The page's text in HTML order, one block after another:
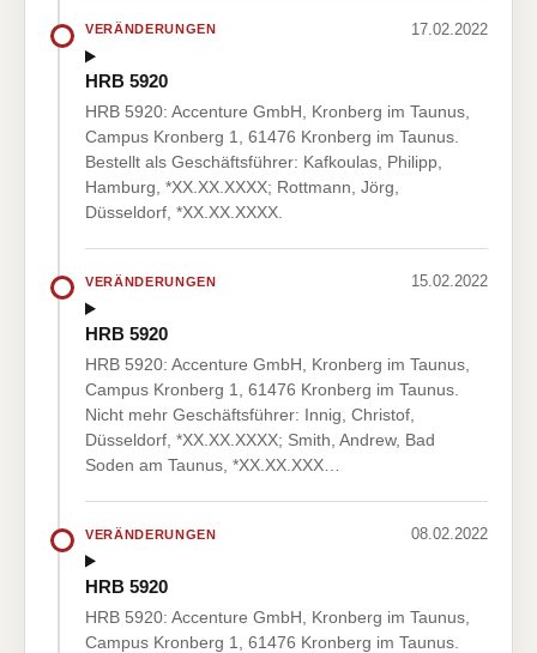
VERÄNDERUNGEN 17.02.2022
HRB 5920
HRB 5920: Accenture GmbH, Kronberg im Taunus,
Campus Kronberg 1, 61476 Kronberg im Taunus.
Bestellt als Geschäftsführer: Kafkoulas, Philipp,
Hamburg, *XX.XX.XXXX; Rottmann, Jörg,
Düsseldorf, *XX.XX.XXXX.
VERÄNDERUNGEN 15.02.2022
HRB 5920
HRB 5920: Accenture GmbH, Kronberg im Taunus,
Campus Kronberg 1, 61476 Kronberg im Taunus.
Nicht mehr Geschäftsführer: Innig, Christof,
Düsseldorf, *XX.XX.XXXX; Smith, Andrew, Bad
Soden am Taunus, *XX.XX.XXX…
VERÄNDERUNGEN 08.02.2022
HRB 5920
HRB 5920: Accenture GmbH, Kronberg im Taunus,
Campus Kronberg 1, 61476 Kronberg im Taunus.